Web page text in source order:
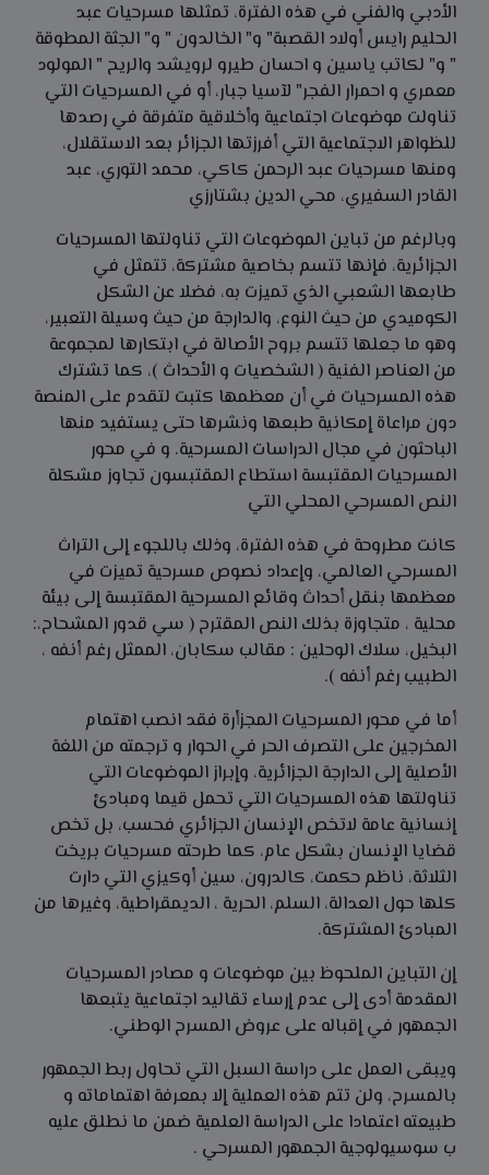
الأدبي والفني في هذه الفترة، تمثلها مسرحيات عبد
الحليم رايس أولاد القصبة" و" الخالدون " و" الجثة المطوقة
" و" لكاتب ياسين و احسان طيرو لرويشد والريح " المولود
معمري و احمرار الفجر" لآسيا جبار، أو في المسرحيات التي
تناولت موضوعات اجتماعية وأخلاقية متفرقة في رصدها
للظواهر الاجتماعية التي أفرزتها الجزائر بعد الاستقلال،
ومنها مسرحيات عبد الرحمن کاکي، محمد التوري، عبد
القادر السفيري، محي الدين بشتارزي
وبالرغم من تباين الموضوعات التي تناولتها المسرحيات
الجزائرية، فإنها تتسم بخاصية مشتركة، تتمثل في
طابعها الشعبي الذي تميزت به، فضلا عن الشكل
الكوميدي من حيث النوع، والدارجة من حيث وسيلة التعبير،
وهو ما جعلها تتسم بروح الأصالة في ابتكارها لمجموعة
من العناصر الفنية ( الشخصيات و الأحداث )، كما تشترك
هذه المسرحيات في أن معظمها كتبت لتقدم على المنصة
دون مراعاة إمكانية طبعها ونشرها حتى يستفيد منها
الباحثون في مجال الدراسات المسرحية. و في محور
المسرحيات المقتبسة استطاع المقتبسون تجاوز مشكلة
النص المسرحي المحلي التي
كانت مطروحة في هذه الفترة، وذلك باللجوء إلى التراث
المسرحي العالمي، وإعداد نصوص مسرحية تميزت في
معظمها بنقل أحداث وقائع المسرحية المقتبسة إلى بيئة
محلية ، متجاوزة بذلك النص المقترح ( سي قدور المشحاح،:
البخيل، سلاك الوحلين : مقالب سكابان، الممثل رغم أنفه ،
الطبيب رغم أنفه ).
أما في محور المسرحيات المجزأرة فقد انصب اهتمام
المخرجين على التصرف الحر في الحوار و ترجمته من اللغة
الأصلية إلى الدارجة الجزائرية، وإبراز الموضوعات التي
تناولتها هذه المسرحيات التي تحمل قيما ومبادئ
إنسانية عامة لاتخص الإنسان الجزائري فحسب، بل تخص
قضايا الإنسان بشكل عام، كما طرحته مسرحيات بريخت
الثلاثة، ناظم حکمت، كالدرون، سين أوكيزي التي دارت
كلها حول العدالة، السلم، الحرية ، الديمقراطية، وغيرها من
المبادئ المشتركة.
إن التباين الملحوظ بين موضوعات و مصادر المسرحيات
المقدمة أدى إلى عدم إرساء تقاليد اجتماعية يتبعها
الجمهور في إقباله على عروض المسرح الوطني.
ويبقى العمل على دراسة السبل التي تحاول ربط الجمهور
بالمسرح، ولن تتم هذه العملية إلا بمعرفة اهتماماته و
طبيعته اعتمادا على الدراسة العلمية ضمن ما نطلق عليه
ب سوسيولوجية الجمهور المسرحي .